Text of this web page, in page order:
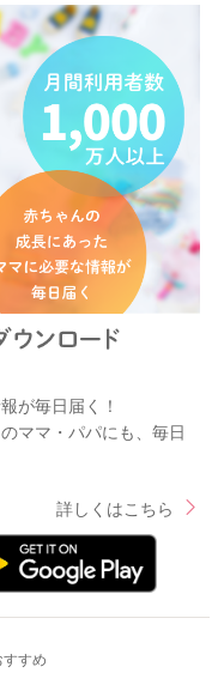
が毎日届く！
ママ・パパにも、毎日
詳しくはこちら
すすめ